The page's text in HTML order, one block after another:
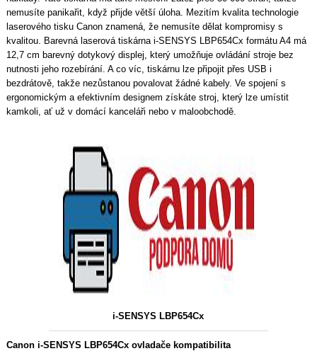
nemusíte panikařit, když přijde větší úloha. Mezitím kvalita technologie
laserového tisku Canon znamená, že nemusíte dělat kompromisy s
kvalitou. Barevná laserová tiskárna i-SENSYS LBP654Cx formátu A4 má
12,7 cm barevný dotykový displej, který umožňuje ovládání stroje bez
nutnosti jeho rozebírání. A co víc, tiskárnu lze připojit přes USB i
bezdrátově, takže nezůstanou povalovat žádné kabely. Ve spojení s
ergonomickým a efektivním designem získáte stroj, který lze umístit
kamkoli, ať už v domácí kanceláři nebo v maloobchodě.
i-SENSYS LBP654Cx
Canon i-SENSYS LBP654Cx ovladače kompatibilita